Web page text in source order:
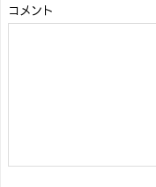
コメント